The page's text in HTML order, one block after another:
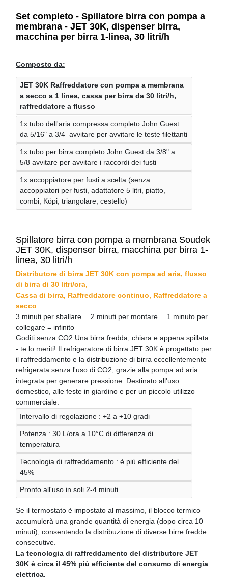
Set completo - Spillatore birra con pompa a
membrana - JET 30K, dispenser birra,
macchina per birra 1-linea, 30 litri/h
Composto da:
JET 30K Raffreddatore con pompa a membrana
a secco a 1 linea, cassa per birra da 30 litri/h,
raffreddatore a flusso
1x tubo dell'aria compressa completo John Guest
da 5/16" a 3/4 avvitare per avvitare le teste filettanti
1x tubo per birra completo John Guest da 3/8" a
5/8 avvitare per avvitare i raccordi dei fusti
1x accoppiatore per fusti a scelta (senza
accoppiatori per fusti, adattatore 5 litri, piatto,
combi, Köpi, triangolare, cestello)
Spillatore birra con pompa a membrana Soudek
JET 30K, dispenser birra, macchina per birra 1-
linea, 30 litri/h
Distributore di birra JET 30K con pompa ad aria, flusso
di birra di 30 litri/ora,
Cassa di birra, Raffreddatore continuo, Raffreddatore a
secco
3 minuti per sballare… 2 minuti per montare… 1 minuto per
collegare = infinito
Goditi senza CO2 Una birra fredda, chiara e appena spillata
- te lo meriti! Il refrigeratore di birra JET 30K è progettato per
il raffreddamento e la distribuzione di birra eccellentemente
refrigerata senza l'uso di CO2, grazie alla pompa ad aria
integrata per generare pressione. Destinato all'uso
domestico, alle feste in giardino e per un piccolo utilizzo
commerciale.
Intervallo di regolazione : +2 a +10 gradi
Potenza : 30 L/ora a 10°C di differenza di
temperatura
Tecnologia di raffreddamento : è più efficiente del
45%
Pronto all'uso in soli 2-4 minuti
Se il termostato è impostato al massimo, il blocco termico
accumulerà una grande quantità di energia (dopo circa 10
minuti), consentendo la distribuzione di diverse birre fredde
consecutive.
La tecnologia di raffreddamento del distributore JET
30K è circa il 45% più efficiente del consumo di energia
elettrica.